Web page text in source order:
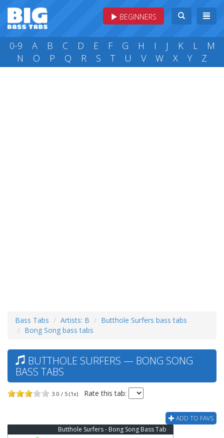
BEGINNERS
0-9 A B C D E F G H I J K L
M
N
O P Q R S T U V W X Y Z
Bass Tabs Artists: B
Butthole Surfers bass tabs
Bong Song bass tabs
BUTTHOLE SURFERS — BONG SONG
BASS TABS
3.0 / 5 (1x) Rate this tab:
ADD TO FAVS
Butthole Surfers - Bong Song Bass Tab